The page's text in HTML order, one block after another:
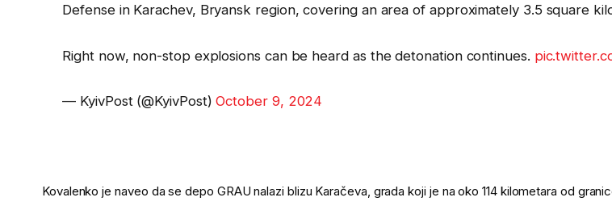
Defense in Karachev, Bryansk region, covering an area of approximately 3.5 square
Right now, non-stop explosions can be heard as the detonation continues.
— KyivPost (@KyivPost)October 9, 2024
Kovalenko je naveo da se depo GRAU nalazi blizu Karačeva, grada koji je na oko 114 kilometara od